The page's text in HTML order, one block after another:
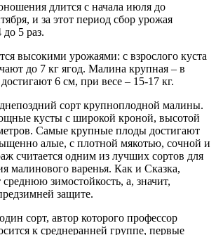
длится с начала июля до
и за этот период сбор урожая
до 5 раз.
высокими урожаями: с взрослого куста
до 7 кг ягод. Малина крупная – в
6 см, при весе – 15-17 кг.
сорт крупноплодной малины.
кусты с широкой кроной, высотой
Самые крупные плоды достигают
алые, с плотной мякотью, сочной и
считается одним из лучших сортов для
малинового варенья. Как и Сказка,
зимостойкость, а, значит,
защите.
сорт, автор которого профессор
к среднеранней группе, первые